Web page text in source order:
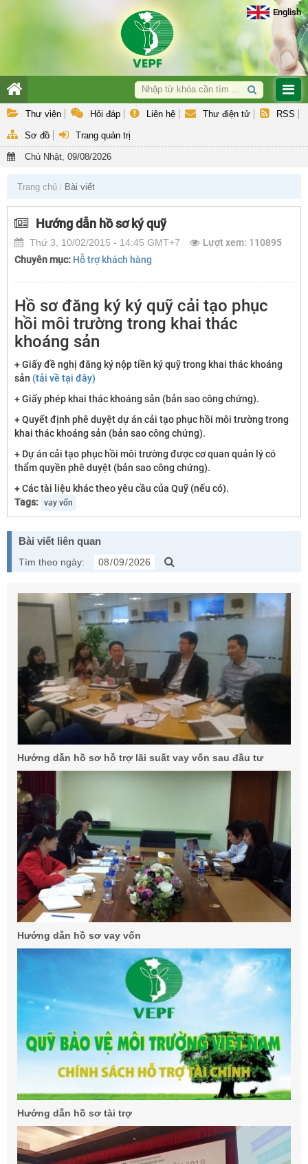
English
Thư viện Hỏi đáp Liên hệ Thư điện tử RSS
Sơ đồ Trang quản trị
Chủ Nhật, 09/08/2026
Hoạt động nghiệp vụ
Hợp tác quốc tế & GEF
Trang chủ Bài viết
Hướng dẫn hồ sơ ký quỹ
Thứ 3, 10/02/2015 - 14:45 GMT+7
Lượt xem: 110895
Chuyên mục: Hỗ trợ khách hàng
Hồ sơ đăng ký ký quỹ cải tạo phục
hồi môi trường trong khai thác
khoáng sản
+ Giấy đề nghị đăng ký nộp tiền ký quỹ trong khai thác khoáng
sản (tải về tại đây)
+ Giấy phép khai thác khoáng sản (bản sao công chứng).
+ Quyết định phê duyệt dự án cải tạo phục hồi môi trường trong
khai thác khoáng sản (bản sao công chứng).
+ Dự án cải tạo phục hồi môi trường được cơ quan quản lý có
thẩm quyền phê duyệt (bản sao công chứng).
+ Các tài liệu khác theo yêu cầu của Quỹ (nếu có).
Tags: vay vốn
Bài viết liên quan
Tìm theo ngày:
Hướng dẫn hồ sơ hỗ trợ lãi suất vay vốn sau đầu tư
Hướng dẫn hồ sơ vay vốn
Hướng dẫn hồ sơ tài trợ